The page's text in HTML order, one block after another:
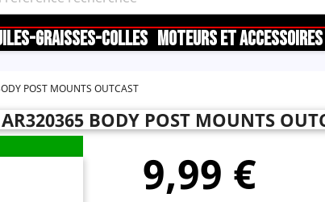
GRAISSES-COLLES MOTEURS ET ACCESSOIRES
POST MOUNTS OUTCAST
BODY POST MOUNTS
9,99 €